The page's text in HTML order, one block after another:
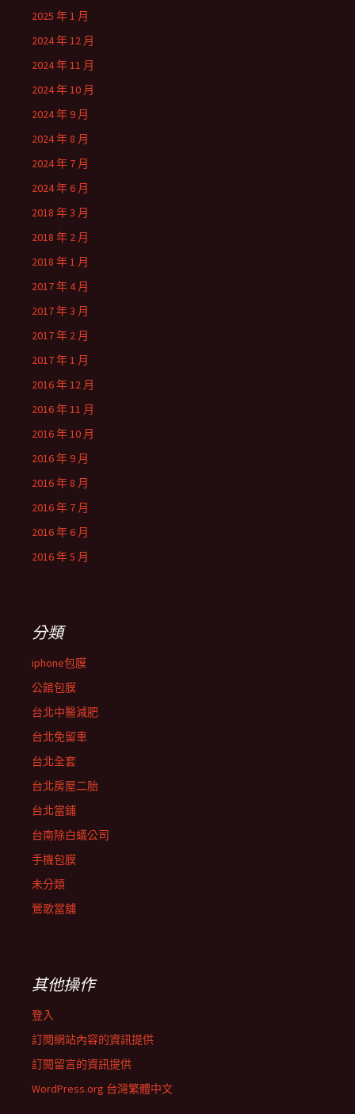
2025 年 1 月
2024 年 12 月
2024 年 11 月
2024 年 10 月
2024 年 9 月
2024 年 8 月
2024 年 7 月
2024 年 6 月
2018 年 3 月
2018 年 2 月
2018 年 1 月
2017 年 4 月
2017 年 3 月
2017 年 2 月
2017 年 1 月
2016 年 12 月
2016 年 11 月
2016 年 10 月
2016 年 9 月
2016 年 8 月
2016 年 7 月
2016 年 6 月
2016 年 5 月
分類
iphone包膜
公館包膜
台北中醫減肥
台北免留車
台北全套
台北房屋二胎
台北當鋪
台南除白蟻公司
手機包膜
未分類
鶯歌當舖
其他操作
登入
訂閱網站內容的資訊提供
訂閱留言的資訊提供
WordPress.org 台灣繁體中文